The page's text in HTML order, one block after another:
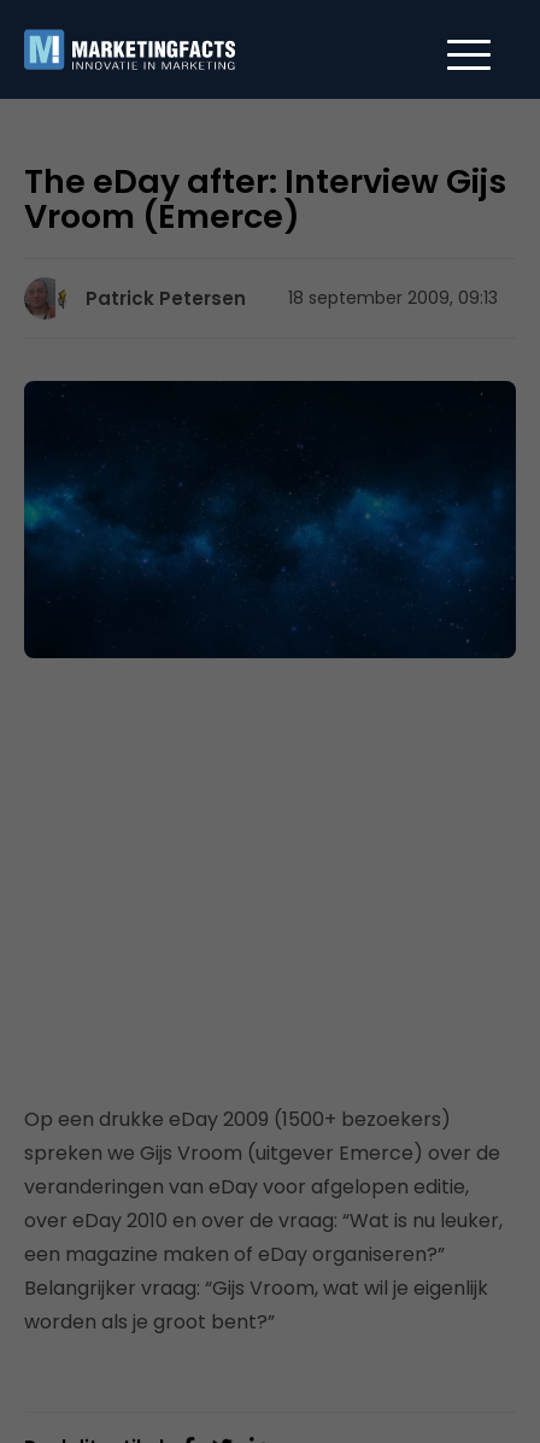
The eDay after: Interview Gijs
Vroom (Emerce)
Patrick Petersen 18 september 2009, 09:13
Op een drukke eDay 2009 (1500+ bezoekers)
spreken we Gijs Vroom (uitgever Emerce) over de
veranderingen van eDay voor afgelopen editie,
over eDay 2010 en over de vraag: “Wat is nu leuker,
een magazine maken of eDay organiseren?”
Belangrijker vraag: “Gijs Vroom, wat wil je eigenlijk
worden als je groot bent?”